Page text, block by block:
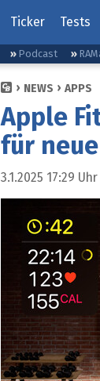
Ticker Tests
Podcast
NEWS APPS
Apple
für
3.1.2025 17:29 Uhr